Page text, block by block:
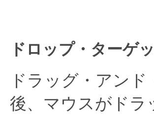
ドロップ・ターゲ
ドラッグ・アン
後、マウスがド